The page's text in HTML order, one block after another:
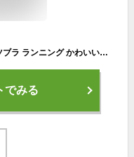
【クーポン配布中】【送料無料】スポーツブラ ランニング かわいい 大きいサイズ レディース スポブラ 着脱 超軽量 吸汗 速乾 揺れ防止 ノンストレス ノンワイヤー ヨガ ウエア スポブラ トレーニングウェア ヨガウェア フィットネスウェア 冬
でみる